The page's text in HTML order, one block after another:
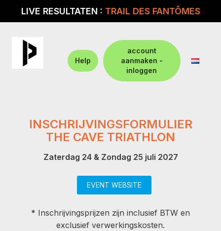
LIVE RESULTATEN : TRAIL DES FANTÔMES
Help
account
aanmaken -
inloggen
INSCHRIJVINGSFORMULIER
THE CAVE TRIATHLON
Zaterdag 24 & Zondag 25 juli 2027
EVENT WEBSITE
* Inschrijvingsprijzen zijn inclusief BTW en
exclusief verwerkingskosten.